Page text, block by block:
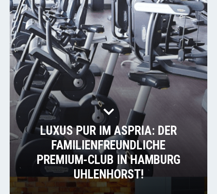
LUXUS PUR IM ASPRIA: DER
FAMILIENFREUNDLICHE
PREMIUM-CLUB IN HAMBURG
UHLENHORST!